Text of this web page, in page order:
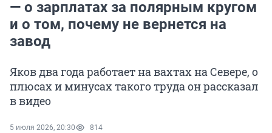
— о зарплатах за полярным кругом
и о том, почему не вернется на
завод
Яков два года работает на вахтах на Севере, о
плюсах и минусах такого труда он рассказал
в видео
5 июля 2026, 20:30 814